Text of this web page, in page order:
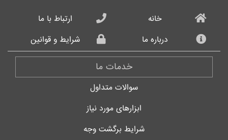
خانه
ارتباط با ما
درباره ما
شرایط و قوانین
خدمات ما
سوالات متداول
ابزارهای مورد نیاز
شرایط برگشت وجه